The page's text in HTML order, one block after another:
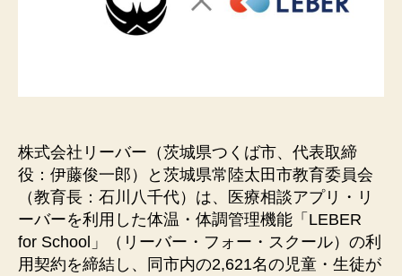
株式会社リーバー（茨城県つくば市、代表取締
役：伊藤俊一郎）と茨城県常陸太田市教育委員会
（教育長：石川八千代）は、医療相談アプリ・リ
ーバーを利用した体温・体調管理機能「LEBER
for School」（リーバー・フォー・スクール）の利
用契約を締結し、同市内の2,621名の児童・生徒が